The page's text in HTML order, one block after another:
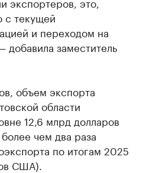
с текущей
и переходом на
заместитель
объем экспорта
области
12,6 млрд долларов
чем два раза
по итогам 2025
США).